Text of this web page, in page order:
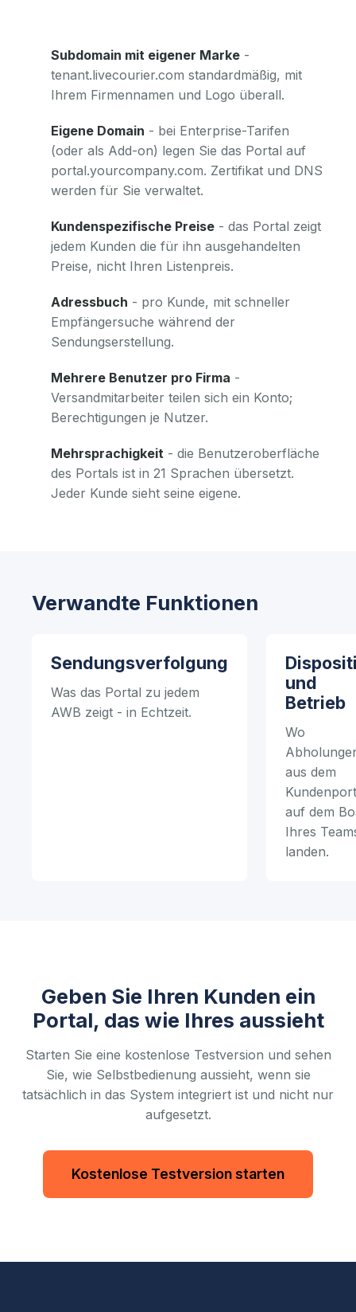
Subdomain mit eigener Marke -
tenant.livecourier.com standardmäßig, mit
Ihrem Firmennamen und Logo überall.
Eigene Domain - bei Enterprise-Tarifen
(oder als Add-on) legen Sie das Portal auf
portal.yourcompany.com. Zertifikat und DNS
werden für Sie verwaltet.
Kundenspezifische Preise - das Portal zeigt
jedem Kunden die für ihn ausgehandelten
Preise, nicht Ihren Listenpreis.
Adressbuch - pro Kunde, mit schneller
Empfängersuche während der
Sendungserstellung.
Mehrere Benutzer pro Firma -
Versandmitarbeiter teilen sich ein Konto;
Berechtigungen je Nutzer.
Mehrsprachigkeit - die Benutzeroberfläche
des Portals ist in 21 Sprachen übersetzt.
Jeder Kunde sieht seine eigene.
Verwandte Funktionen
Sendungsverfolgung
Was das Portal zu jedem
AWB zeigt - in Echtzeit.
und
Betrieb
Wo
aus dem
auf dem
Ihres
landen.
Geben Sie Ihren Kunden ein
Portal, das wie Ihres aussieht
Starten Sie eine kostenlose Testversion und sehen
Sie, wie Selbstbedienung aussieht, wenn sie
tatsächlich in das System integriert ist und nicht nur
aufgesetzt.
Kostenlose Testversion starten